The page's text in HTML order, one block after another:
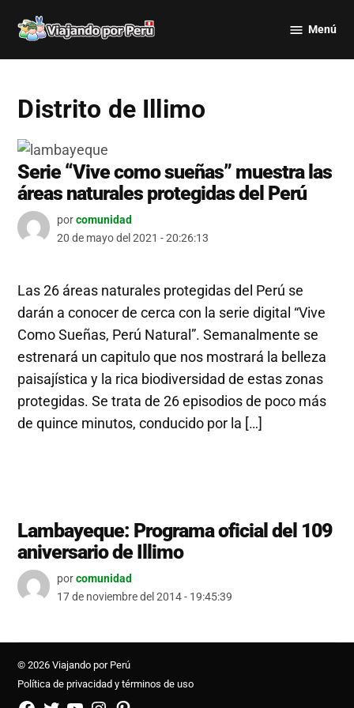
por Perú
Menú
Distrito de Illimo
Serie “Vive como sueñas” muestra las
áreas naturales protegidas del Perú
porcomunidad
20 de mayo del 2021 - 20:26:13
Las 26 áreas naturales protegidas del Perú se
darán a conocer de cerca con la serie digital “Vive
Como Sueñas, Perú Natural”. Semanalmente se
estrenará un capitulo que nos mostrará la belleza
paisajística y la rica biodiversidad de estas zonas
protegidas. Se trata de 26 episodios de poco más
de quince minutos, conducido por la […]
Lambayeque: Programa oficial del 109
aniversario de Illimo
porcomunidad
17 de noviembre del 2014 - 19:45:39
© 2026 Viajando por Perú
Política de privacidad y términos de uso